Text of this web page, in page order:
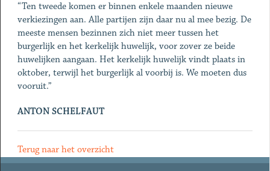
“Ten tweede komen er binnen enkele maanden nieuwe
verkiezingen aan. Alle partijen zijn daar nu al mee bezig. De
meeste mensen bezinnen zich niet meer tussen het
burgerlijk en het kerkelijk huwelijk, voor zover ze beide
huwelijken aangaan. Het kerkelijk huwelijk vindt plaats in
oktober, terwijl het burgerlijk al voorbij is. We moeten dus
vooruit.”
ANTON SCHELFAUT
Terug naar het overzicht